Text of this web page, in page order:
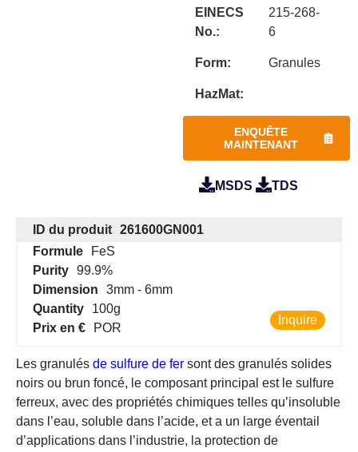
EINECS
No.:
215-268-
6
Form: Granules
HazMat:
ENQUÊTE
MAINTENANT
MSDS TDS
ID du produit 261600GN001
Formule
FeS
Purity 99.9%
Dimension
3mm - 6mm
Quantity
100g
Prix en €
POR
Inquire
Les granulés de sulfure de fer sont des granulés solides
noirs ou brun foncé, le composant principal est le sulfure
ferreux, avec des propriétés chimiques telles qu’insoluble
dans l’eau, soluble dans l’acide, et a un large éventail
d’applications dans l’industrie, la protection de